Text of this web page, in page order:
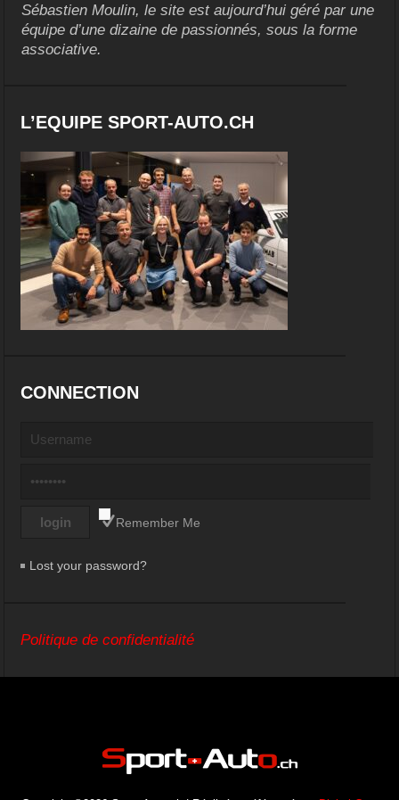
Sébastien Moulin, le site est aujourd’hui géré par une
équipe d’une dizaine de passionnés, sous la forme
associative.
L’EQUIPE SPORT-AUTO.CH
CONNECTION
Remember Me
Lost your password?
Politique de confidentialité